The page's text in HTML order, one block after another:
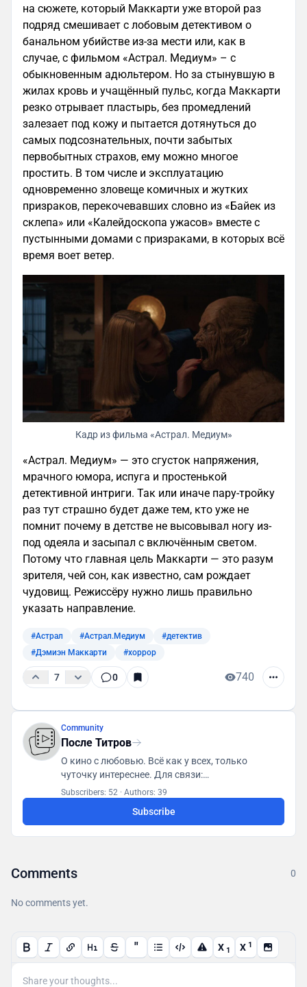
на сюжете, который Маккарти уже второй раз
подряд смешивает с лобовым детективом о
банальном убийстве из-за мести или, как в
случае, с фильмом «Астрал. Медиум» – с
обыкновенным адюльтером. Но за стынувшую в
жилах кровь и учащённый пульс, когда Маккарти
резко отрывает пластырь, без промедлений
залезает под кожу и пытается дотянуться до
самых подсознательных, почти забытых
первобытных страхов, ему можно многое
простить. В том числе и эксплуатацию
одновременно зловеще комичных и жутких
призраков, перекочевавших словно из «Байек из
склепа» или «Калейдоскопа ужасов» вместе с
пустынными домами с призраками, в которых всё
время воет ветер.
Кадр из фильма «Астрал. Медиум»
«Астрал. Медиум» — это сгусток напряжения,
мрачного юмора, испуга и простенькой
детективной интриги. Так или иначе пару-тройку
раз тут страшно будет даже тем, кто уже не
помнит почему в детстве не высовывал ногу из-
под одеяла и засыпал с включённым светом.
Потому что главная цель Маккарти — это разум
зрителя, чей сон, как известно, сам рождает
чудовищ. Режиссёру нужно лишь правильно
указать направление.
#Астрал #Астрал.Медиум
#детектив
#Дэмиэн Маккарти
#хоррор
7 0 740
Community
После Титров
О кино с любовью. Всё как у всех, только
чуточку интереснее. Для связи:
posletitrov@yandex.ru
Subscribers: 52 · Authors: 39
Subscribe
Comments 0
No comments yet.
" X 1 X 1